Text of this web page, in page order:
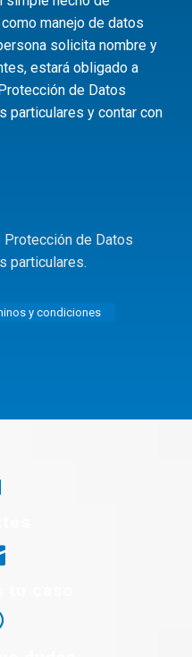
manejo de datos
solicita nombre y
estará obligado a
de Datos
particulares y contar con
de Datos
particulares.
y condiciones